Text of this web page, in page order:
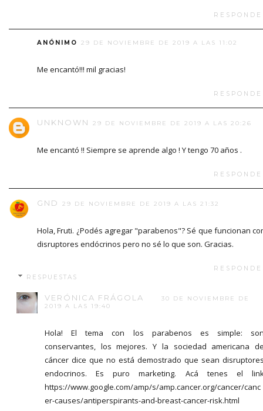
ANÓNIMO 29 DE NOVIEMBRE DE 2019 A LAS 11:02
Me encantó!!! mil gracias!
UNKNOWN 29 DE NOVIEMBRE DE 2019 A LAS 20:26
Me encantó !! Siempre se aprende algo ! Y tengo 70 años .
GND 29 DE NOVIEMBRE DE 2019 A LAS 21:32
Hola, Fruti. ¿Podés agregar "parabenos"? Sé que funcionan
disruptores endócrinos pero no sé lo que son. Gracias.
RESPUESTAS
VERÓNICA FRÁGOLA
30 DE NOVIEMBRE DE
2019 A LAS 19:40
Hola! El tema con los parabenos es simple:
conservantes, los mejores. Y la sociedad americana
cáncer dice que no está demostrado que sean
endocrinos. Es puro marketing. Acá tenes el
https://www.google.com/amp/s/amp.cancer.org/cancer/canc
er-causes/antiperspirants-and-breast-cancer-risk.html